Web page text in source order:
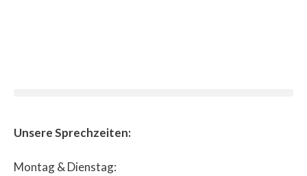
Unsere Sprechzeiten:
Montag & Dienstag: